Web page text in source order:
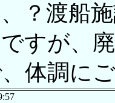
？渡船
すが、
体調に